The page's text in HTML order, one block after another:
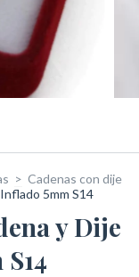
> Cadenas con dije
5mm S14
y Dije